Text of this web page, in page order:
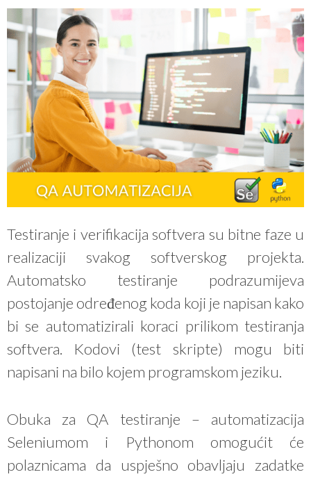
Testiranje i verifikacija softvera su bitne faze u
realizaciji svakog softverskog projekta.
Automatsko testiranje podrazumijeva
postojanje određenog koda koji je napisan kako
bi se automatizirali koraci prilikom testiranja
softvera. Kodovi (test skripte) mogu biti
napisani na bilo kojem programskom jeziku.
Obuka za QA testiranje – automatizacija
Seleniumom i Pythonom omogućit će
polaznicama da uspješno obavljaju zadatke